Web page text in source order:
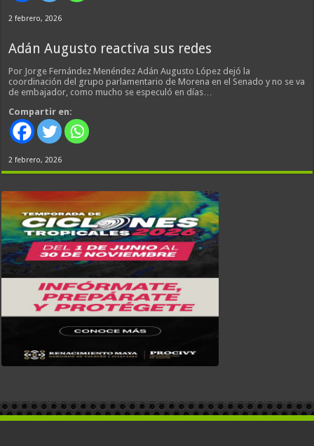
2 febrero, 2026
Adán Augusto reactiva sus redes
Por Jorge Fernández Menéndez Adán Augusto López dejó la
coordinación del grupo parlamentario de Morena en el Senado y no se va
de embajador, como mucho se especuló en días…
Compartir en:
2 febrero, 2026